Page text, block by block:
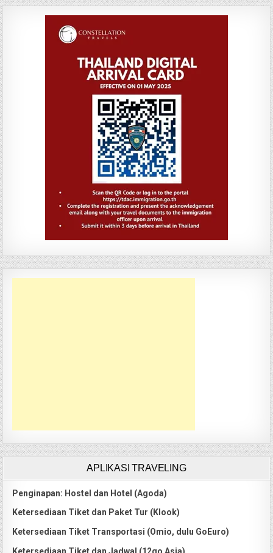
APLIKASI TRAVELING
Penginapan: Hostel dan Hotel (Agoda)
Ketersediaan Tiket dan Paket Tur (Klook)
Ketersediaan Tiket Transportasi (Omio, dulu GoEuro)